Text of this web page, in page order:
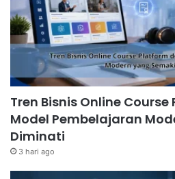
Tren Bisnis Online
Model Pembelajaran
Diminati
3 hari ago